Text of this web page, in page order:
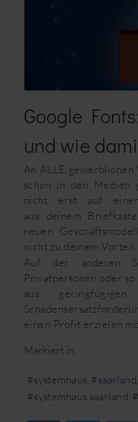
Google
und wie
An ALLE
schon in den Medien
nicht erst auf
aus deinem
neuen
nicht zu deinem
Auf der anderen
Privatpersonen oder
aus geringfügigen
einen Profit erzielen
Markiert in:
systemhaus saarland
systemhaus saarland